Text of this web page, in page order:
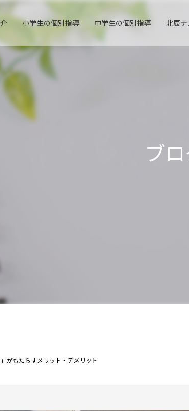
小学生の個別指導 中学生の個別指導 北辰
ブ
がもたらすメリット・デメリット